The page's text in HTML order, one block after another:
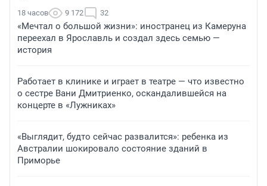
18 часов 9 172 32
«Мечтал о большой жизни»: иностранец из Камеруна
переехал в Ярославль и создал здесь семью —
история
Работает в клинике и играет в театре — что известно
о сестре Вани Дмитриенко, оскандалившейся на
концерте в «Лужниках»
«Выглядит, будто сейчас развалится»: ребенка из
Австралии шокировало состояние зданий в
Приморье